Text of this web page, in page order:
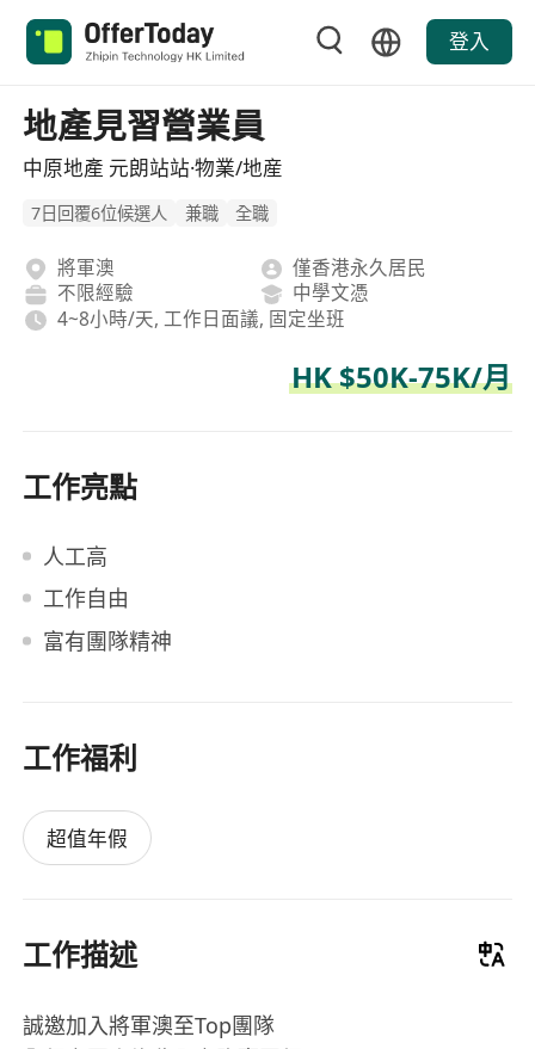
登入
地產見習營業員
中原地產 元朗站站·物業/地産
7日回覆6位候選人 兼職 全職
將軍澳
僅香港永久居民
不限經驗
中學文憑
4~8小時/天, 工作日面議, 固定坐班
HK $50K-75K/月
工作亮點
人工高
工作自由
富有團隊精神
工作福利
超值年假
工作描述
誠邀加入將軍澳至Top團隊